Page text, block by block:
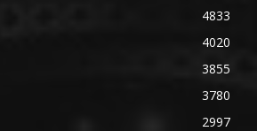
4833
4020
3855
3780
2997